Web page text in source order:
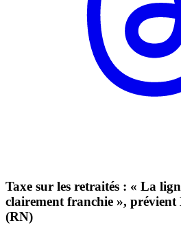
Taxe sur les retraités : « La
clairement franchie »,
(RN)